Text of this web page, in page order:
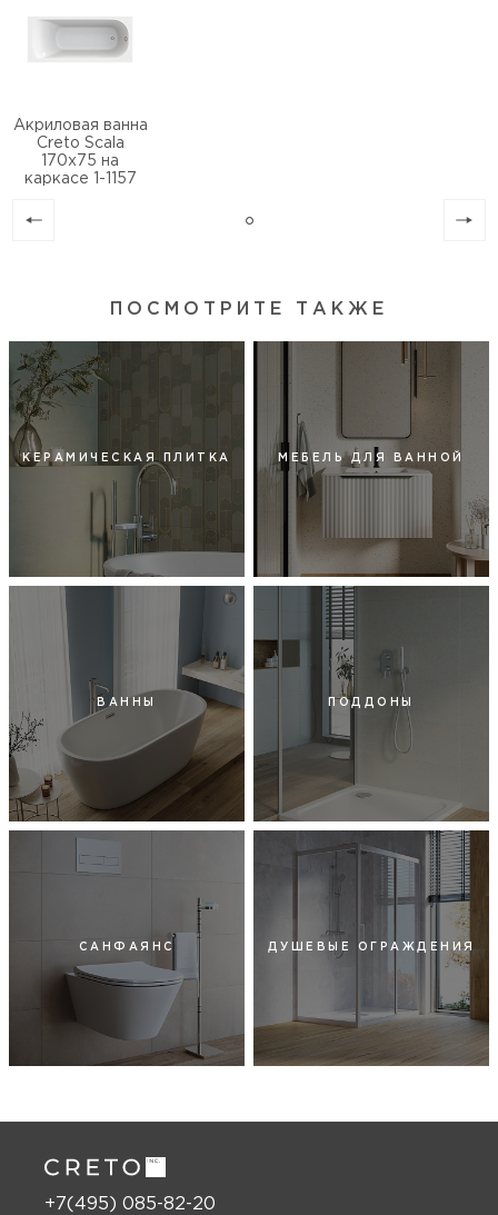
Акриловая ванна
Creto Scala
170х75 на
каркасе 1-1157
ПОСМОТРИТЕ ТАКЖЕ
КЕРАМИЧЕСКАЯ ПЛИТКА МЕБЕЛЬ ДЛЯ ВАННОЙ
ВАННЫ ПОДДОНЫ
САНФАЯНС ДУШЕВЫЕ ОГРАЖДЕНИЯ
+7(495) 085-82-20